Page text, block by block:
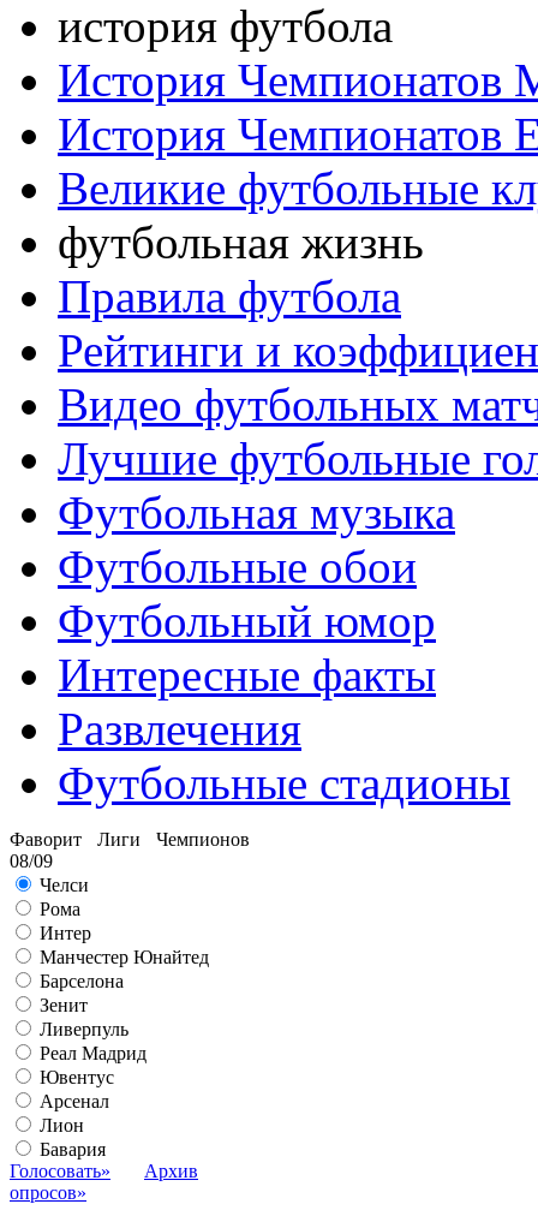
история футбола
История Чемпионатов
История Чемпионатов
Великие футбольные
футбольная жизнь
Правила футбола
Рейтинги и
Видео футбольных
Лучшие футбольные
Футбольная музыка
Футбольные обои
Футбольный юмор
Интересные факты
Развлечения
Футбольные стадионы
Фаворит Лиги Чемпионов
08/09
Челси
Рома
Интер
Манчестер Юнайтед
Барселона
Зенит
Ливерпуль
Реал Мадрид
Ювентус
Арсенал
Лион
Бавария
Голосовать»
Архив
опросов»